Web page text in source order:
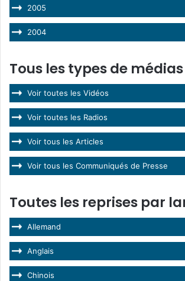
2005
2004
Tous les types de médias
Voir toutes les Vidéos
Voir toutes les Radios
Voir tous les Articles
Voir tous les Communiqués de Presse
Toutes les reprises par
Allemand
Anglais
Chinois